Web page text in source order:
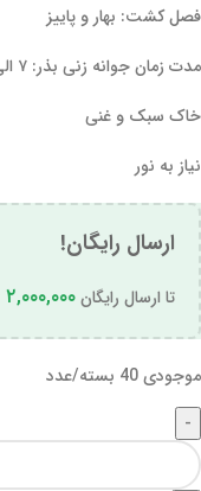
فصل کشت: بهار و پاییز
مدت زمان جوانه زنی بذر: ۷ الی ۱۰ روز
خاک سبک و غنی
نیاز به نور
ارسال رایگان!
تا ارسال رایگان۲,۰۰۰,۰۰۰
موجودی 40 بسته/عدد